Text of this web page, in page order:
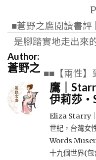
導
覽
■蒼野之鷹閱讀書
是腳踏實地走出來
■■【兩性】
Author:
蒼野之
鷹｜
伊莉莎・
Eliza Starry｜
世紀，台灣女
Words
十九個世界(